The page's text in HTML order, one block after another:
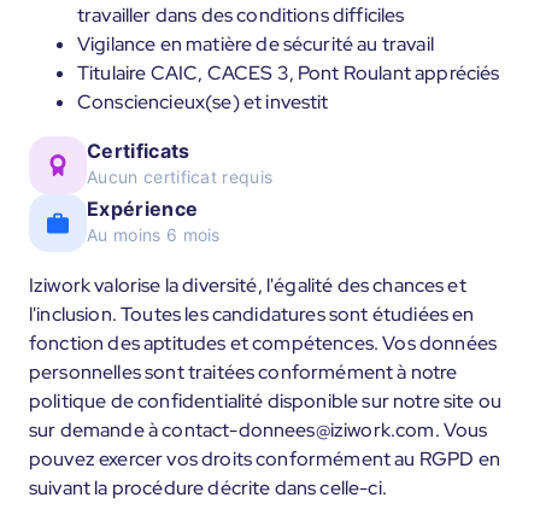
travailler dans des conditions difficiles
Vigilance en matière de sécurité au travail
Titulaire CAIC, CACES 3, Pont Roulant appréciés
Consciencieux(se) et investit
Certificats
Aucun certificat requis
Expérience
Au moins 6 mois
Iziwork valorise la diversité, l'égalité des chances et
l'inclusion. Toutes les candidatures sont étudiées en
fonction des aptitudes et compétences. Vos données
personnelles sont traitées conformément à notre
politique de confidentialité disponible sur notre site ou
sur demande à contact-donnees@iziwork.com. Vous
pouvez exercer vos droits conformément au RGPD en
suivant la procédure décrite dans celle-ci.